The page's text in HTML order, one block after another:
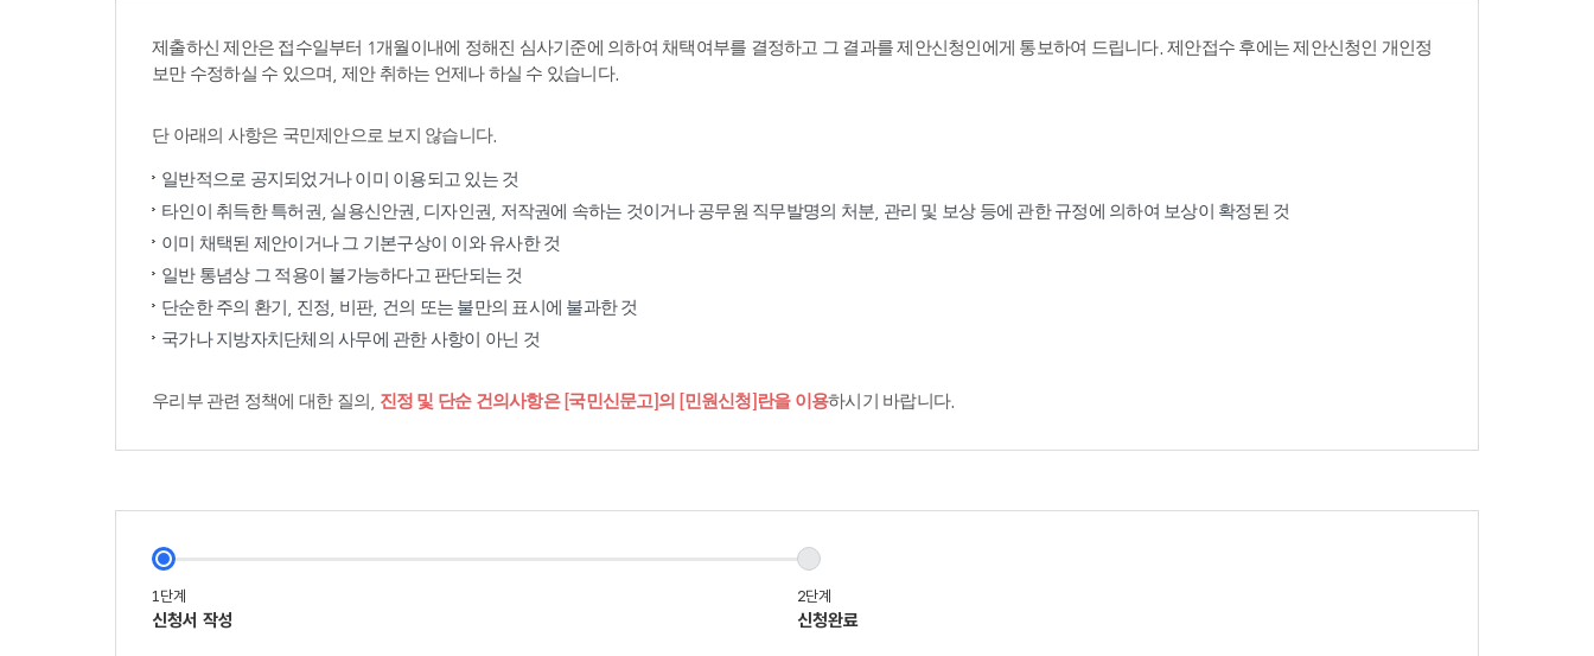
제출하신 제안은 접수일부터 1개월이내에 정해진 심사기준에 의하여 채택여부를 결정하고 그 결과를 제안신청인에게 통보하여 드립니다. 제안접수 후에는 제안신청인 개인정
보만 수정하실 수 있으며, 제안 취하는 언제나 하실 수 있습니다.
단 아래의 사항은 국민제안으로 보지 않습니다.
일반적으로 공지되었거나 이미 이용되고 있는 것
타인이 취득한 특허권, 실용신안권, 디자인권, 저작권에 속하는 것이거나 공무원 직무발명의 처분, 관리 및 보상 등에 관한 규정에 의하여 보상이 확정된 것
이미 채택된 제안이거나 그 기본구상이 이와 유사한 것
일반 통념상 그 적용이 불가능하다고 판단되는 것
단순한 주의 환기, 진정, 비판, 건의 또는 불만의 표시에 불과한 것
국가나 지방자치단체의 사무에 관한 사항이 아닌 것
우리부 관련 정책에 대한 질의, 진정 및 단순 건의사항은 [국민신문고]의 [민원신청]란을 이용하시기 바랍니다.